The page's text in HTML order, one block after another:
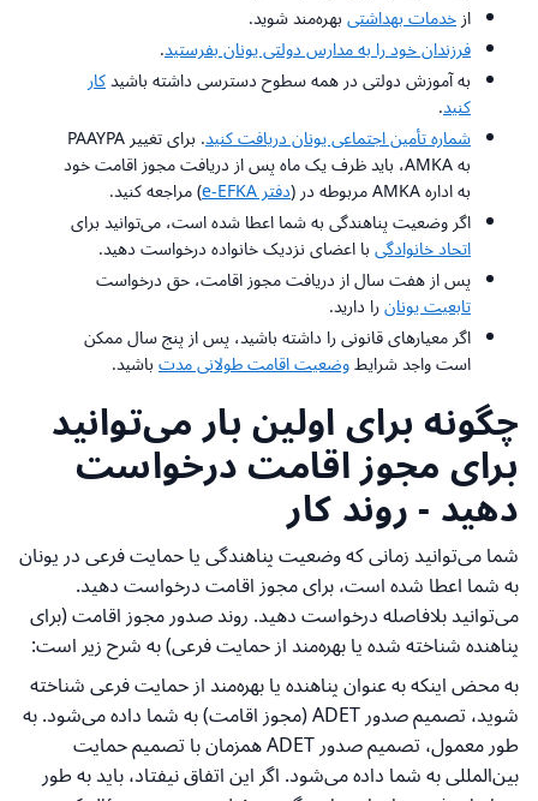
ازخدمات بهداشتیبهره‌مند شوید.
فرزندان خود را به مدارس دولتی یونان بفرستید.
به آموزش دولتی در همه سطوح دسترسی داشته باشیدکار
کنید.
شماره تأمین اجتماعی یونان دریافت کنید
. برای تغییر PAAYPA
به AMKA، باید ظرف یک ماه پس از دریافت مجوز اقامت خود
به اداره AMKA مربوطه در ( دفتر e-EFKA
) مراجعه کنید.
اگر وضعیت پناهندگی به شما اعطا شده است، می‌توانید برای
اتحاد خانوادگیبا اعضای نزدیک خانواده درخواست دهید.
پس از هفت سال از دریافت مجوز اقامت، حق درخواست
تابعیت یونانرا دارید.
اگر معیارهای قانونی را داشته باشید، پس از پنج سال ممکن
است واجد شرایطوضعیت اقامت طولانی مدتباشید.
چگونه برای اولین بار می‌توانید
برای مجوز اقامت درخواست
دهید - روند کار
شما می‌توانید زمانی که وضعیت پناهندگی یا حمایت فرعی در یونان
به شما اعطا شده است، برای مجوز اقامت درخواست دهید.
می‌توانید بلافاصله درخواست دهید. روند صدور مجوز اقامت (برای
پناهنده شناخته شده یا بهره‌مند از حمایت فرعی) به شرح زیر است:
به محض اینکه به عنوان پناهنده یا بهره‌مند از حمایت فرعی شناخته
شوید، تصمیم صدور ADET (مجوز اقامت) به شما داده می‌شود. به
طور معمول، تصمیم صدور ADET همزمان با تصمیم حمایت
بین‌المللی به شما داده می‌شود. اگر این اتفاق نیفتاد، باید به طور